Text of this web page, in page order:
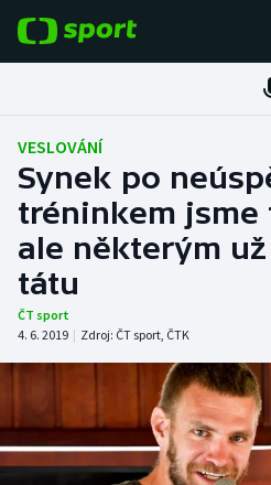
ME v atletice
ME v plavání
Fotbal
Hokej
DALŠÍ SPORTY
Americký fotbal
NEPŘEHLÉDNĚTE
VESLOVÁNÍ
Synek po
tréninkem jsme
ale některým
tátu
ČT sport
4. 6. 2019 | Zdroj: ČT sport, ČTK